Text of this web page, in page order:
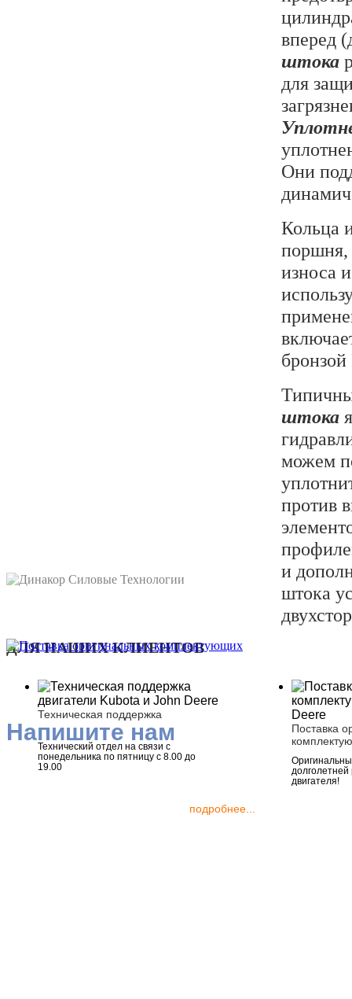
вперед
штока
для
Они
Кольца
поршня,
износа
штока
можем
против
и
штока
ДЛЯ НАШИХ КЛИЕНТОВ
Техническая поддержка
Технический отдел на связи с
понедельника по пятницу с 8.00 до
19.00
подробнее...
Поставка
двигателя!
Напишите нам